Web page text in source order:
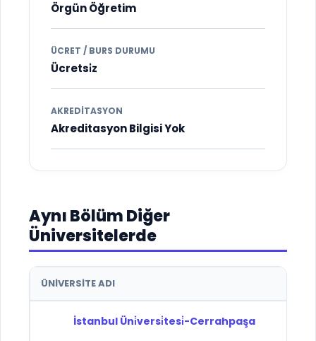
Örgün Öğretim
ÜCRET / BURS DURUMU
Ücretsi̇z
AKREDITASYON
Akreditasyon Bilgisi Yok
Aynı Bölüm Diğer
Üniversitelerde
ÜNIVERSITE ADI
İstanbul Üni̇versi̇tesi̇-Cerrahpaşa